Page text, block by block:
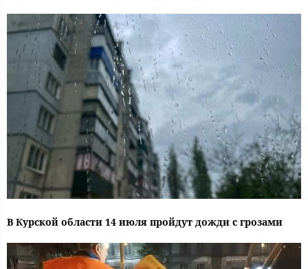
В Курской области 14 июля пройдут дожди с грозами